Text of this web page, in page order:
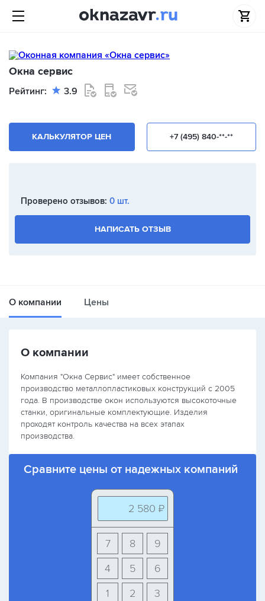
Окна сервис
Рейтинг: 3.9
+7 (495) 840-**-**
КАЛЬКУЛЯТОР ЦЕН
Проверено отзывов: 0 шт.
НАПИСАТЬ ОТЗЫВ
О компании Цены
О компании
Компания "Окна Сервис" имеет собственное
производство металлопластиковых конструкций с 2005
года. В производстве окон используются высокоточные
станки, оригинальные комплектующие. Изделия
проходят контроль качества на всех этапах
производства.
Сравните цены от надежных компаний
2 580 ₽
9
8
7
6
5
4
3
2
1